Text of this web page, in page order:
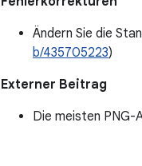
Ändern Sie die
b/435705223)
Externer Beitrag
Die meisten